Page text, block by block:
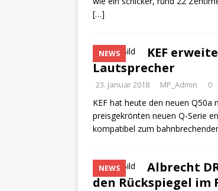
[…]
NEWS
KEF
Lautsprecher
23. Januar 2018 MP_Admin 0
KEF hat heute den neuen
preisgekrönten neuen Q-Serie
kompatibel zum
NEWS
Albrecht
den Rückspiegel im